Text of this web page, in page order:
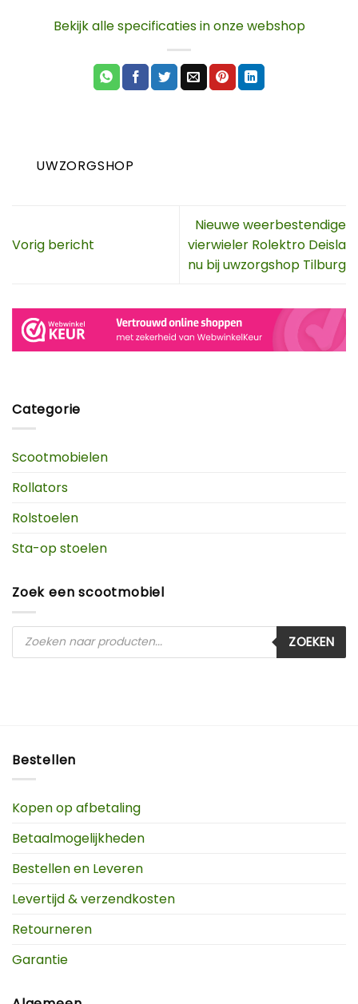
Bekijk alle specificaties in onze webshop
UWZORGSHOP
Vorig bericht
Nieuwe weerbestendige
vierwieler Rolektro Deisla
nu bij uwzorgshop Tilburg
Categorie
Scootmobielen
Rollators
Rolstoelen
Sta-op stoelen
Zoek een scootmobiel
Producten
zoeken
ZOEKEN
Bestellen
Kopen op afbetaling
Betaalmogelijkheden
Bestellen en Leveren
Levertijd & verzendkosten
Retourneren
Garantie